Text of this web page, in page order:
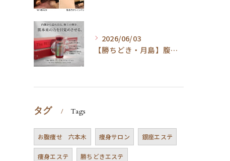
2026/06/03
【勝ちどき・月島】腹筋してもお腹が凹まない方へ。脂肪冷却＆最新技術とは
タグ Tags
お腹痩せ 六本木 痩身サロン 銀座エステ
痩身エステ 勝ちどきエステ